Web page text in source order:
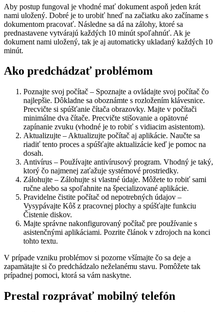
Aby postup fungoval je vhodné mať dokument aspoň jeden krát
nami uložený. Dobré je to urobiť hneď na začiatku ako začíname s
dokumentom pracovať. Následne sa dá na zálohy, ktoré sa
prednastavene vytvárajú každých 10 minút spoľahnúť. Ak je
dokument nami uložený, tak je aj automaticky ukladaný každých 10
minút.
Ako predchádzať problémom
Poznajte svoj počítač – Spoznajte a ovládajte svoj počítač čo
najlepšie. Dôkladne sa oboznámte s rozložením klávesnice.
Precvičte si spúšťanie čítača obrazovky. Majte v počítači
minimálne dva čítače. Precvičte stišovanie a opätovné
zapínanie zvuku (vhodné je to robiť s vidiacim asistentom).
Aktualizujte – Aktualizujte počítač aj aplikácie. Naučte sa
riadiť tento proces a spúšťajte aktualizácie keď je pomoc na
dosah.
Antivírus – Používajte antivírusový program. Vhodný je taký,
ktorý čo najmenej zaťažuje systémové prostriedky.
Zálohujte – Zálohujte si vlastné údaje. Môžete to robiť sami
ručne alebo sa spoľahnite na špecializované aplikácie.
Pravidelne čistite počítač od nepotrebných údajov –
Vysypávajte Kôš z pracovnej plochy a spúšťajte funkciu
Čistenie diskov.
Majte správne nakonfigurovaný počítač pre používanie s
asistenčnými aplikáciami. Pozrite článok v zdrojoch na konci
tohto textu.
V prípade vzniku problémov si pozorne všímajte čo sa deje a
zapamätajte si čo predchádzalo neželanému stavu. Pomôžete tak
prípadnej pomoci, ktorá sa vám naskytne.
Prestal rozprávať mobilný telefón